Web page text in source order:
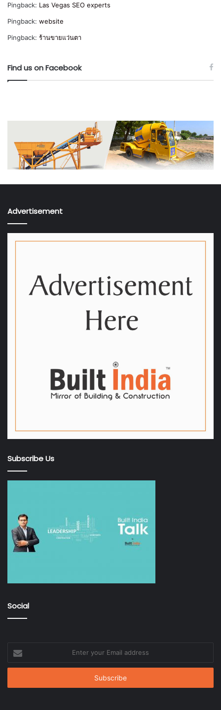
Pingback: Las Vegas SEO experts
Pingback: website
Pingback: ร้านขายแว่นตา
Find us on Facebook
Advertisement
Subscribe Us
Social
your
Email